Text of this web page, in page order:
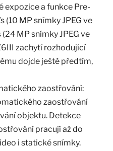
expozice a funkce Pre-
(10 MP snímky JPEG ve
MP snímky JPEG ve
zachytí rozhodující
dojde ještě předtím,
zaostřování:
zaostřování
objektu. Detekce
pracují až do
i statické snímky.